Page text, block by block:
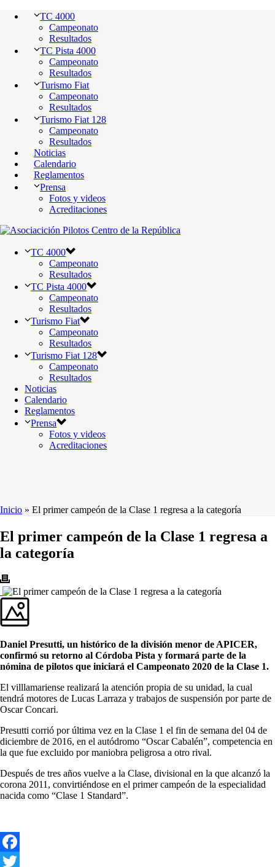
TC 4000
Campeonato
Resultados
TC Pista 4000
Campeonato
Resultados
Turismo Fiat
Campeonato
Resultados
Turismo Fiat 128
Campeonato
Resultados
Noticias
Calendario
Reglamentos
Prensa
Fotos y videos
Acreditaciones
TC 4000
Campeonato
Resultados
TC Pista 4000
Campeonato
Resultados
Turismo Fiat
Campeonato
Resultados
Turismo Fiat 128
Campeonato
Resultados
Noticias
Calendario
Reglamentos
Prensa
Fotos y videos
Acreditaciones
Inicio » El primer campeón de la Clase 1 regresa a la categoría
El primer campeón de la Clase 1 regresa a
la categoría
Daniel Presutti, un histórico de la división menor de APICER,
confirmó su retorno al Córdoba Pista y formará parte de la
nómina de pilotos que iniciará el Campeonato 2020 de la Clase 1.
El villlamariense realizará la atención propia de su unidad, la cual
tendrá motores de Lucas Larraza y trabajos de suspensión por parte de
Oscar Concari.
Presutti corrió por última vez en la Clase 1 el fin de semana del 04 de
diciembre de 2016, en el autódromo “Oscar Cabalén”, competencia en
la que fue excluido por maniobra peligrosa a otro rival.
Después de tres años vuelve a la Clase, divisional en la que alcanzó la
corona 2011, convirtiéndose en el primer campeón de la especialidad
nacida como “Clase 1 Standard”.
Facebook